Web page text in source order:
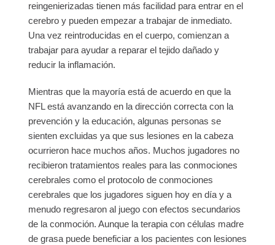
reingenierizadas tienen más facilidad para entrar en el
cerebro y pueden empezar a trabajar de inmediato.
Una vez reintroducidas en el cuerpo, comienzan a
trabajar para ayudar a reparar el tejido dañado y
reducir la inflamación.
Mientras que la mayoría está de acuerdo en que la
NFL está avanzando en la dirección correcta con la
prevención y la educación, algunas personas se
sienten excluidas ya que sus lesiones en la cabeza
ocurrieron hace muchos años. Muchos jugadores no
recibieron tratamientos reales para las conmociones
cerebrales como el protocolo de conmociones
cerebrales que los jugadores siguen hoy en día y a
menudo regresaron al juego con efectos secundarios
de la conmoción. Aunque la terapia con células madre
de grasa puede beneficiar a los pacientes con lesiones